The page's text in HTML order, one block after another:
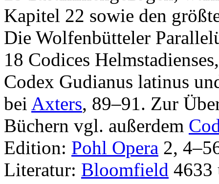
Kapitel 22 sowie den
Die Wolfenbütteler
18 Codices
Codex Gudianus latinus
bei Axters, 89–91. Zur
Büchern vgl. außerdem
Edition: Pohl Opera 2,
Literatur: Bloomfield